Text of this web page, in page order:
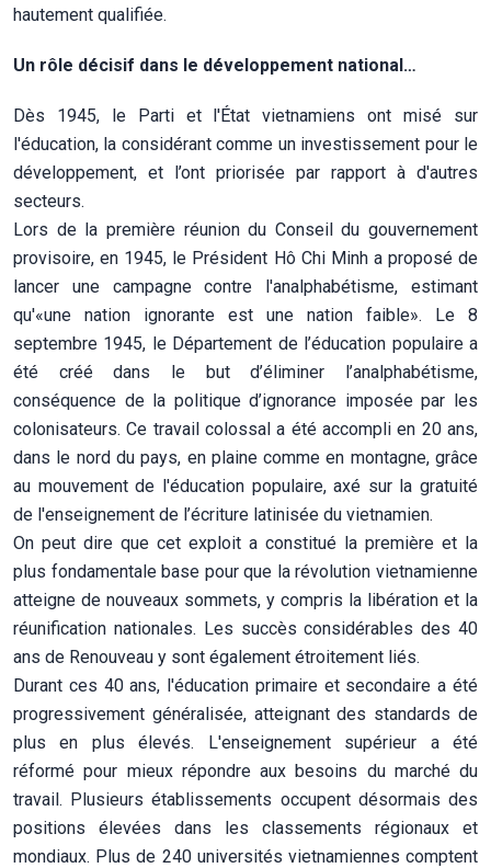
hautement qualifiée.
Un rôle décisif dans le développement national…
Dès 1945, le Parti et l'État vietnamiens ont misé sur
l'éducation, la considérant comme un investissement pour le
développement, et l’ont priorisée par rapport à d'autres
secteurs.
Lors de la première réunion du Conseil du gouvernement
provisoire, en 1945, le Président Hô Chi Minh a proposé de
lancer une campagne contre l'analphabétisme, estimant
qu'«une nation ignorante est une nation faible». Le 8
septembre 1945, le Département de l’éducation populaire a
été créé dans le but d’éliminer l’analphabétisme,
conséquence de la politique d’ignorance imposée par les
colonisateurs. Ce travail colossal a été accompli en 20 ans,
dans le nord du pays, en plaine comme en montagne, grâce
au mouvement de l'éducation populaire, axé sur la gratuité
de l'enseignement de l’écriture latinisée du vietnamien.
On peut dire que cet exploit a constitué la première et la
plus fondamentale base pour que la révolution vietnamienne
atteigne de nouveaux sommets, y compris la libération et la
réunification nationales. Les succès considérables des 40
ans de Renouveau y sont également étroitement liés.
Durant ces 40 ans, l'éducation primaire et secondaire a été
progressivement généralisée, atteignant des standards de
plus en plus élevés. L'enseignement supérieur a été
réformé pour mieux répondre aux besoins du marché du
travail. Plusieurs établissements occupent désormais des
positions élevées dans les classements régionaux et
mondiaux. Plus de 240 universités vietnamiennes comptent